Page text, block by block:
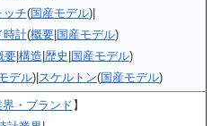
ッチ(国産モデル)|
時計(概要| 国産モデル)
要| 構造 歴史 国産モデル)
デル)| スケルトン(国産モデル)
・ブランド 】